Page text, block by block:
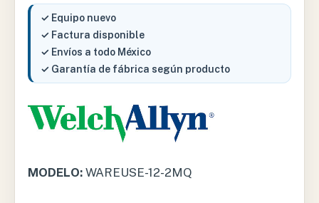
✓ Equipo nuevo
✓ Factura disponible
✓ Envíos a todo México
✓ Garantía de fábrica según producto
MODELO: WAREUSE-12-2MQ